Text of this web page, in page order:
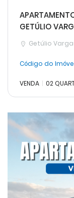
GETÚLIO
Getúlio
Código do
VENDA 02